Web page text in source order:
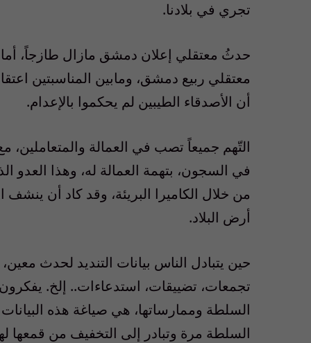
تجري في بلادنا.
حدثُ معتقلي إعلان دمشق مازال طازجاً،
معتقلي ربيع دمشق، ومابين المناسبتين
أن الأصدقاء الطيبين لم يحكموا بالإعدام.
التّهم جميعاً تصب في العمالة
في السجون، بتهمة العمالة له، وهذا العدو
من خلال الكاميرا البريئة، وقد كاد أن ينشف
أرض البلاد.
حين يتبادل الناس بيانات التنديد لحدث
تجمعات، تضييقات، استدعاءات.. إلخ.
السلطة وممارساتها، هي صياغة هذه البيانات
السلطة مرة وتبادر إلى التخفيف من